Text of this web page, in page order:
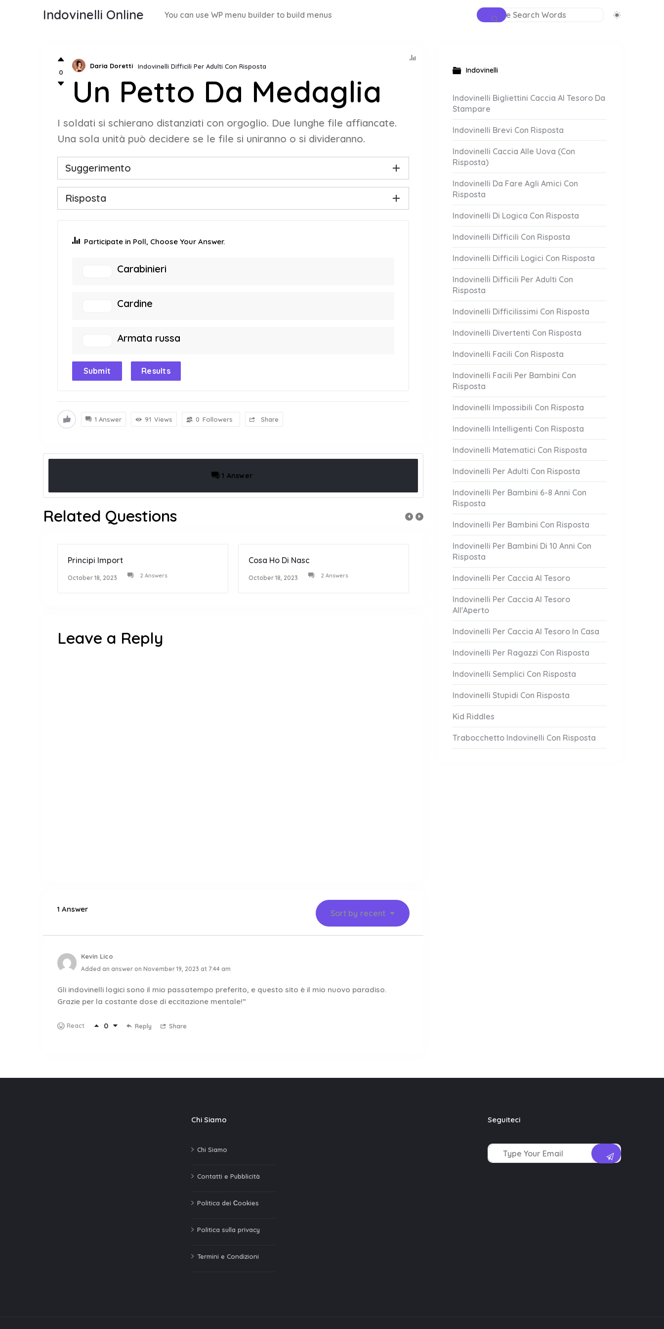
Indovinelli Online You can use WP menu builder to build menus
0
Daria Doretti Indovinelli Difficili Per Adulti Con Risposta
Un Petto Da Medaglia
I soldati si schierano distanziati con orgoglio. Due lunghe file affiancate.
Una sola unità può decidere se le file si uniranno o si divideranno.
Suggerimento
Risposta
Participate in Poll, Choose Your Answer.
Carabinieri
Cardine
Armata russa
Submit Results
1 Answer 91 Views 0 Followers Share
1 Answer
Related Questions
Principi Import
October 18, 2023 2 Answers
Cosa Ho Di Nasc
October 18, 2023 2 Answers
Chi Vive Lì?
October 18, 2023 1 Answer
Leave a Reply
1 Answer Sort by recent
Kevin Lico
Added an answer on November 19, 2023 at 7:44 am
Gli indovinelli logici sono il mio passatempo preferito, e questo sito è il mio nuovo paradiso.
Grazie per la costante dose di eccitazione mentale!”
React 0 Reply Share
Indovinelli
Indovinelli Bigliettini Caccia Al Tesoro Da
Stampare
Indovinelli Brevi Con Risposta
Indovinelli Caccia Alle Uova (Con
Risposta)
Indovinelli Da Fare Agli Amici Con
Risposta
Indovinelli Di Logica Con Risposta
Indovinelli Difficili Con Risposta
Indovinelli Difficili Logici Con Risposta
Indovinelli Difficili Per Adulti Con
Risposta
Indovinelli Difficilissimi Con Risposta
Indovinelli Divertenti Con Risposta
Indovinelli Facili Con Risposta
Indovinelli Facili Per Bambini Con
Risposta
Indovinelli Impossibili Con Risposta
Indovinelli Intelligenti Con Risposta
Indovinelli Matematici Con Risposta
Indovinelli Per Adulti Con Risposta
Indovinelli Per Bambini 6-8 Anni Con
Risposta
Indovinelli Per Bambini Con Risposta
Indovinelli Per Bambini Di 10 Anni Con
Risposta
Indovinelli Per Caccia Al Tesoro
Indovinelli Per Caccia Al Tesoro
All'Aperto
Indovinelli Per Caccia Al Tesoro In Casa
Indovinelli Per Ragazzi Con Risposta
Indovinelli Semplici Con Risposta
Indovinelli Stupidi Con Risposta
Kid Riddles
Trabocchetto Indovinelli Con Risposta
Chi Siamo
Chi Siamo
Contatti e Pubblicità
Politica dei Сookies
Politica sulla privacy
Termini e Condizioni
Seguiteci